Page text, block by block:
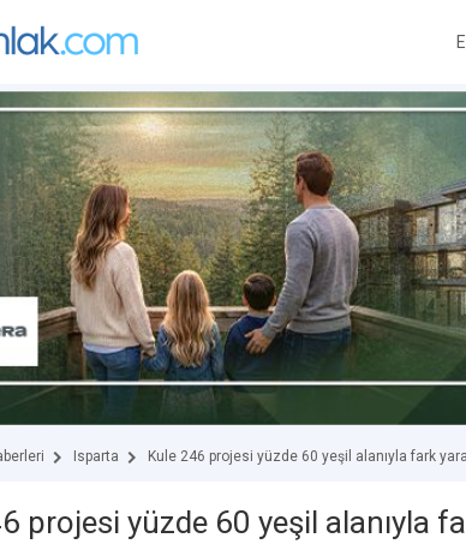
Isparta Kule 246 projesi yüzde 60 yeşil alanıyla fark
projesi yüzde 60 yeşil alanıyla